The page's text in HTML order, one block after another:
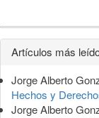
Detalles
del
artículo
Artículos más
Jorge Alberto
Hechos y
Jorge Alberto